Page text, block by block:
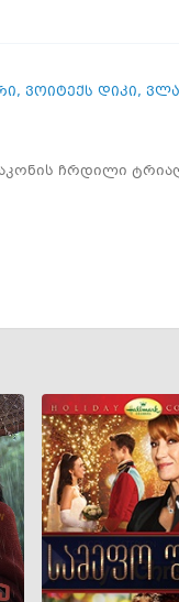
, ვოიტექს დიკი,
ჩრდილი